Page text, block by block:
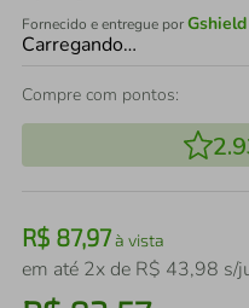
Fornecido e entregue porGshield
Carregando…
Compre com pontos:
R$ 87,97à vista
em até 2x de R$ 43,98 s/